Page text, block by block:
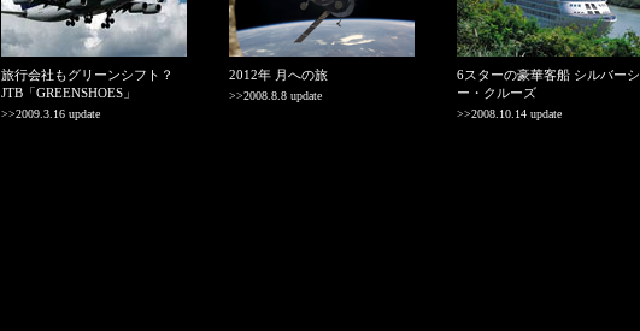
旅行会社もグリーンシフト？
JTB「GREENSHOES」
>>2009.3.16 update
2012年 月への旅
>>2008.8.8 update
6スターの豪華客船 シルバーシ
ー・クルーズ
>>2008.10.14 update